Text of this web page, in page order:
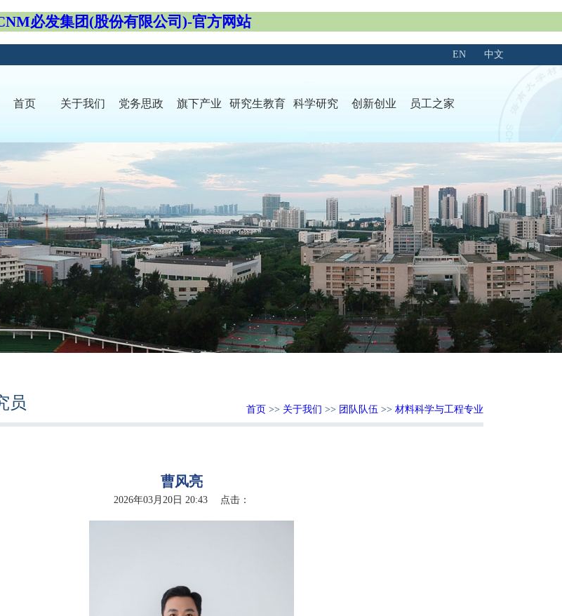
必发集团(股份有限公司)-官方网站
中文
EN
首页 关于我们 党务思政 旗下产业 研究生教育 科学研究 创新创业 员工之家
员 首页 >> 关于我们 >> 团队队伍 >> 材料科学与工程专业
曹风亮
2026年03月20日 20:43 点击：